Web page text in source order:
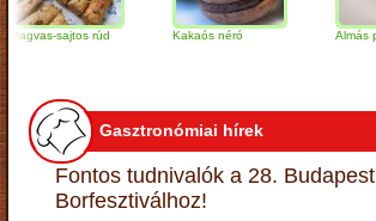
sajtos rúd Kakaós néró Almás pite
Gasztronómiai hírek
Fontos tudnivalók a 28. Budapest
Borfesztiválhoz!